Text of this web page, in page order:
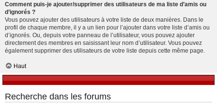
Comment puis-je ajouter/supprimer des utilisateurs de ma liste d’amis ou
d’ignorés ?
Vous pouvez ajouter des utilisateurs à votre liste de deux manières. Dans le
profil de chaque membre, il y a un lien pour l’ajouter dans votre liste d’amis ou
d’ignorés. Ou, depuis votre panneau de l’utilisateur, vous pouvez ajouter
directement des membres en saisissant leur nom d’utilisateur. Vous pouvez
également supprimer des utilisateurs de votre liste depuis cette même page.
Haut
Recherche dans les forums